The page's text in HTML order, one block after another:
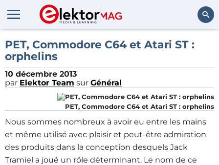
Rechercher
PET, Commodore C64 et Atari ST :
orphelins
10 décembre 2013
par Elektor Team sur Général
PET, Commodore C64 et Atari ST : orphelins
Nous sommes nombreux à avoir eu entre les mains
et même utilisé avec plaisir et peut-être admiration
des produits dans la conception desquels Jack
Tramiel a joué un rôle déterminant. Le nom de ce